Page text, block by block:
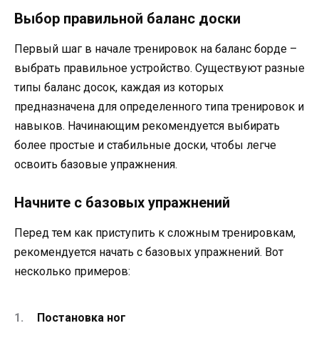
Выбор правильной баланс доски
Первый шаг в начале тренировок на баланс борде –
выбрать правильное устройство. Существуют разные
типы баланс досок, каждая из которых
предназначена для определенного типа тренировок и
навыков. Начинающим рекомендуется выбирать
более простые и стабильные доски, чтобы легче
освоить базовые упражнения.
Начните с базовых упражнений
Перед тем как приступить к сложным тренировкам,
рекомендуется начать с базовых упражнений. Вот
несколько примеров:
Постановка ног